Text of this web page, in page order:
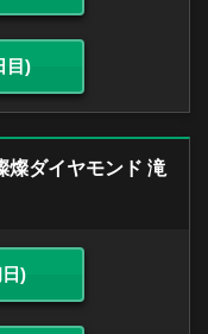
目)
燦ダイヤモンド 滝
)